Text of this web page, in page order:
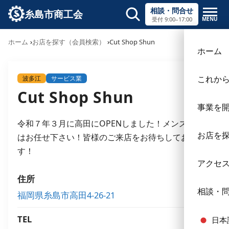
糸島市商工会 相談・問合せ
受付 9:00–17:00 MENU
サイト内検索
ホーム
これか
事業を
お店を
アクセ
相談・
日
ホーム お店を探す（会員検索） Cut Shop Shun
波多江 サービス業
Cut Shop Shun
令和７年３月に高田にOPENしました！メンズカット
はお任せ下さい！皆様のご来店をお待ちしておりま
す！
住所
福岡県糸島市高田4-26-21
TEL